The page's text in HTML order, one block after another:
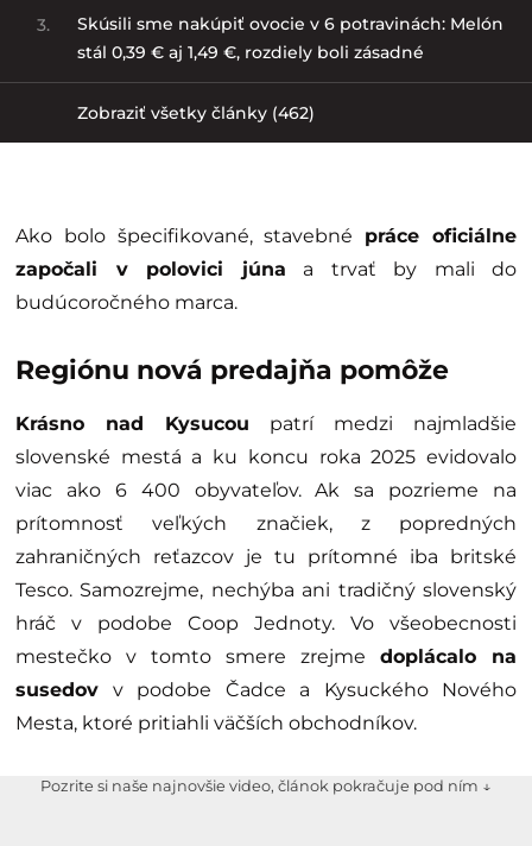
3.
Skúsili sme nakúpiť ovocie v 6 potravinách: Melón
stál 0,39 € aj 1,49 €, rozdiely boli zásadné
Zobraziť všetky články (462)
Ako bolo špecifikované, stavebné práce oficiálne
započali v polovici júna a trvať by mali do
budúcoročného marca.
Regiónu nová predajňa pomôže
Krásno nad Kysucou patrí medzi najmladšie
slovenské mestá a ku koncu roka 2025 evidovalo
viac ako 6 400 obyvateľov. Ak sa pozrieme na
prítomnosť veľkých značiek, z popredných
zahraničných reťazcov je tu prítomné iba britské
Tesco. Samozrejme, nechýba ani tradičný slovenský
hráč v podobe Coop Jednoty. Vo všeobecnosti
mestečko v tomto smere zrejme doplácalo na
susedov v podobe Čadce a Kysuckého Nového
Mesta, ktoré pritiahli väčších obchodníkov.
Pozrite si naše najnovšie video, článok pokračuje pod ním ↓